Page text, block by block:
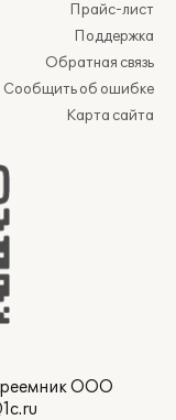
Прайс-лист
Поддержка
Обратная связь
Сообщить об ошибке
Карта сайта
ООО